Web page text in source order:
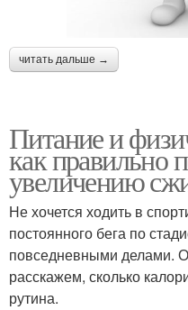
читать дальше →
Питание и
как правильно
увеличению
Не хочется ходить в
постоянного бега по
повседневными делами.
расскажем, сколько
рутина.